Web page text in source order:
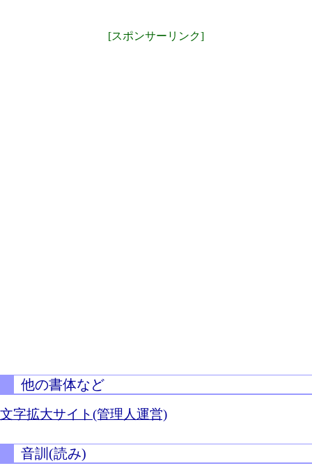
[スポンサーリンク]
他の書体など
文字拡大サイト(管理人運営)
音訓(読み)